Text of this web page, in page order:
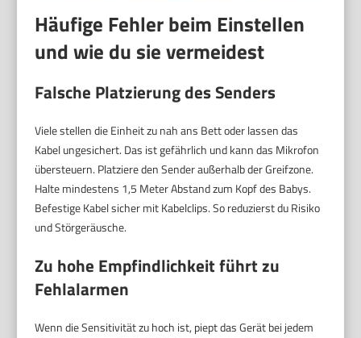
Häufige Fehler beim Einstellen
und wie du sie vermeidest
Falsche Platzierung des Senders
Viele stellen die Einheit zu nah ans Bett oder lassen das
Kabel ungesichert. Das ist gefährlich und kann das Mikrofon
übersteuern. Platziere den Sender außerhalb der Greifzone.
Halte mindestens 1,5 Meter Abstand zum Kopf des Babys.
Befestige Kabel sicher mit Kabelclips. So reduzierst du Risiko
und Störgeräusche.
Zu hohe Empfindlichkeit führt zu
Fehlalarmen
Wenn die Sensitivität zu hoch ist, piept das Gerät bei jedem